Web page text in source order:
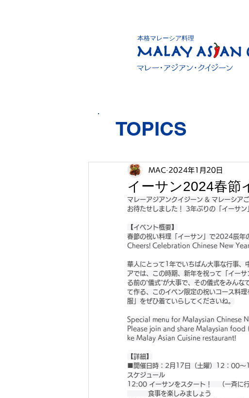
本格マレーシア料理
イーサン2024春節
MAC 2024年1月20日
マレーアジアンクイジーン & マレーシア
お待たせしました！ 3年ぶりの「イーサン
【イベント概要】
春節の祝い料理「イーサン」で2024辰年
Cheers! Celebration Chinese New
華人にとって1年でいちばん大事な行事、
アでは、この時期、新年を祝って「イー
る前の“儀式”が大事で、その儀式をみん
て作る、このイベン限定の祝いコース料
服」をぜひ着ていらしてくださいね。
Special menu for Malaysian Chinese
Please join and share Malaysian
ke Malay Asian Cuisine restaurant!
【詳細】
■開催日時：2月17日（土曜）12：00～
スケジュール
12:00 イーサンをスタート！　（一斉に行
食事を楽しみましょう
TOPICS